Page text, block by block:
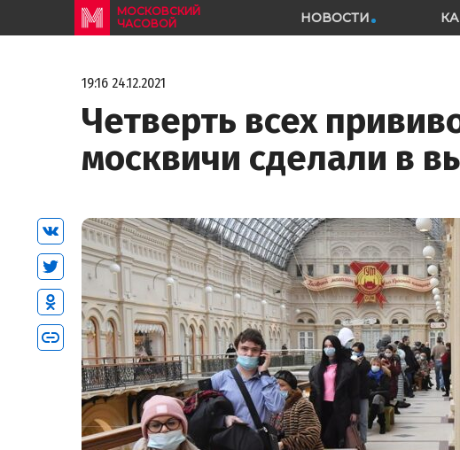
МОСКОВСКИЙ
ЧАСОВОЙ
НОВОСТИ
19:16 24.12.2021
Четверть всех
москвичи сделали в